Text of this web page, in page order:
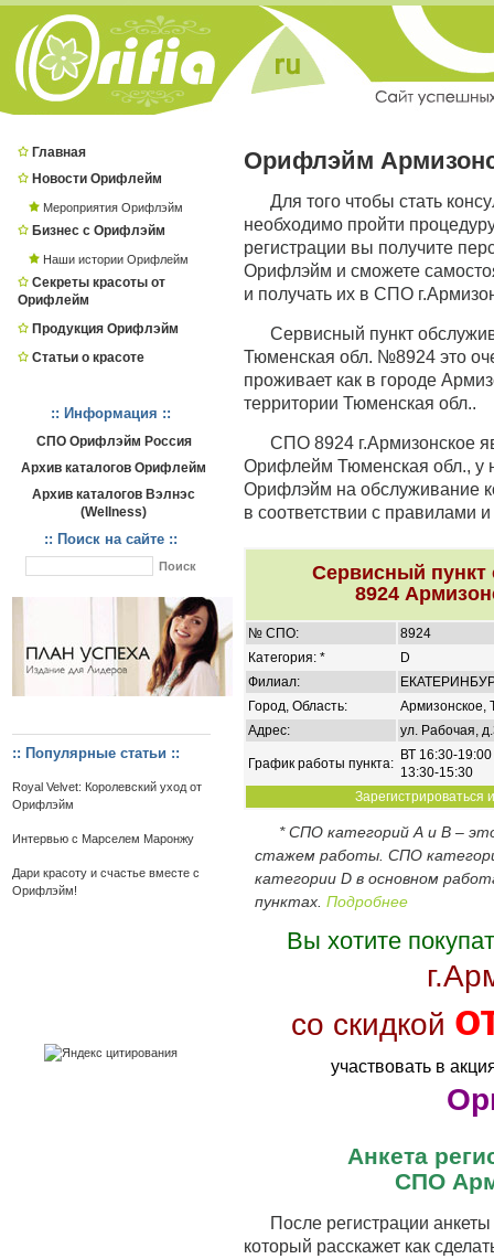
Главная
Новости Орифлейм
Мероприятия Орифлэйм
Бизнес с Орифлэйм
Наши истории Орифлейм
Секреты красоты от
Орифлейм
Продукция Орифлэйм
Статьи о красоте
:: Информация ::
СПО Орифлэйм Россия
Архив каталогов Орифлейм
Архив каталогов Вэлнэс
(Wellness)
:: Поиск на сайте ::
:: Популярные статьи ::
Royal Velvet: Королевский уход от
Орифлэйм
Интервью с Марселем Маронжу
Дари красоту и счастье вместе с
Орифлэйм!
Орифлэйм
Для того чтобы стать
необходимо пройти
регистрации вы получите
Орифлэйм и сможете
и получать их в СПО
Сервисный пункт
Тюменская обл. №8924 это
проживает как в городе
территории Тюменская обл..
СПО 8924 г.Армизонское
Орифлейм Тюменская обл., у
Орифлэйм на обслуживание
в соответствии с правилами
Сервисный
8924
№ СПО:
8924
Категория: *
D
Филиал:
Город, Область:
Армизонское,
Адрес:
ул. Рабочая,
График работы пункта:
ВТ 16:30-
13:30-15:30
Зарегистрироваться
* СПО категорий А и В –
стажем работы. СПО
категории D в основном
пунктах. Подробнее
Вы хотите
со скидкой
участвовать в
Анкета
СПО
После регистрации
который расскажет как